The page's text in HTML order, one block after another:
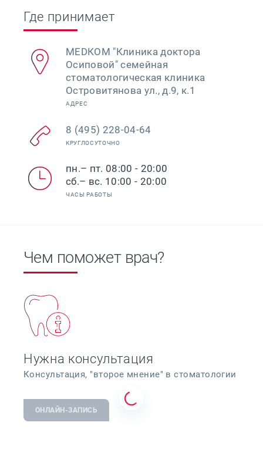
Где принимает
МЕDКОМ "Клиника доктора
Осиповой" семейная
стоматологическая клиника
Островитянова ул., д.9, к.1
АДРЕС
8 (495) 228-04-64
КРУГЛОСУТОЧНО
пн.– пт. 08:00 - 20:00
сб.– вс. 10:00 - 20:00
ЧАСЫ РАБОТЫ
Чем поможет врач?
Нужна консультация
Консультация, "второе мнение" в стоматологии
ОНЛАЙН-ЗАПИСЬ